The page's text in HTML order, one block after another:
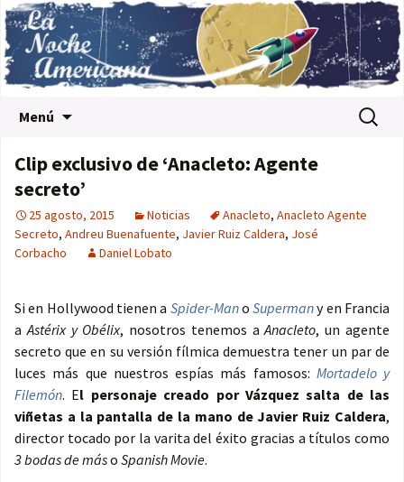
Menú Buscar:
Clip exclusivo de ‘Anacleto: Agente
secreto’
25 agosto, 2015 Noticias Anacleto, Anacleto Agente
Secreto, Andreu Buenafuente, Javier Ruiz Caldera, José
Corbacho
Daniel Lobato
Si en Hollywood tienen a Spider-ManoSupermany en Francia
aAstérix y Obélix, nosotros tenemos aAnacleto, un agente
secreto que en su versión fílmica demuestra tener un par de
luces más que nuestros espías más famosos: Mortadelo y
Filemón. El personaje creado por Vázquez salta de las
viñetas a la pantalla de la mano de Javier Ruiz Caldera,
director tocado por la varita del éxito gracias a títulos como
3 bodas de máso Spanish Movie.